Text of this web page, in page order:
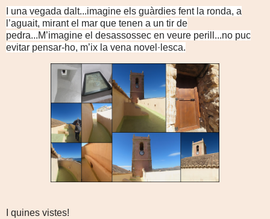
I una vegada dalt...imagine els guàrdies fent la ronda, a
l’aguait, mirant el mar que tenen a un tir de
pedra...M’imagine el desassossec en veure perill...no puc
evitar pensar-ho, m’ix la vena novel·lesca.
I quines vistes!